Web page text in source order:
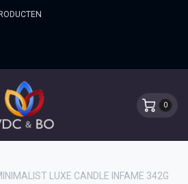
0
LUXE CANDLE INFAME 342G